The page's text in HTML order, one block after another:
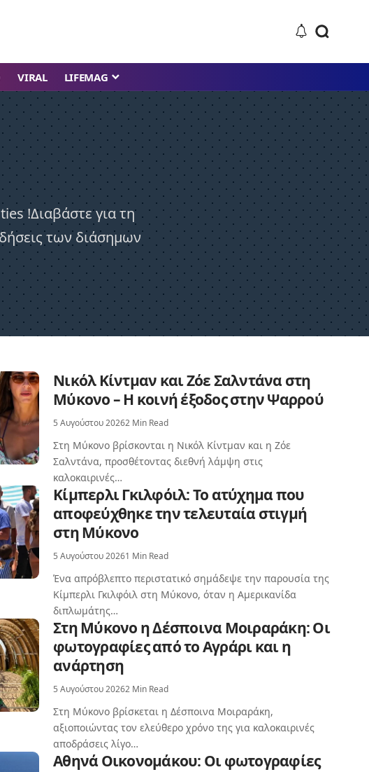
VIRAL LIFEMAG
!Διαβάστε για τη
των διάσημων
Νικόλ Κίντμαν και Ζόε Σαλντάνα στη
Μύκονο – Η κοινή έξοδος στην Ψαρρού
5 Αυγούστου 20262 Min Read
Στη Μύκονο βρίσκονται η Νικόλ Κίντμαν και η Ζόε
Σαλντάνα, προσθέτοντας διεθνή λάμψη στις
καλοκαιρινές…
Κίμπερλι Γκιλφόιλ: Το ατύχημα που
αποφεύχθηκε την τελευταία στιγμή
στη Μύκονο
5 Αυγούστου 20261 Min Read
Ένα απρόβλεπτο περιστατικό σημάδεψε την παρουσία της
Κίμπερλι Γκιλφόιλ στη Μύκονο, όταν η Αμερικανίδα
διπλωμάτης…
Στη Μύκονο η Δέσποινα Μοιραράκη: Οι
φωτογραφίες από το Αγράρι και η
ανάρτηση
5 Αυγούστου 20262 Min Read
Στη Μύκονο βρίσκεται η Δέσποινα Μοιραράκη,
αξιοποιώντας τον ελεύθερο χρόνο της για καλοκαιρινές
αποδράσεις λίγο…
Αθηνά Οικονομάκου: Οι φωτογραφίες